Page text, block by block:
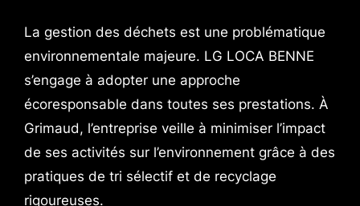
La gestion des déchets est une problématique
environnementale majeure. LG LOCA BENNE
s’engage à adopter une approche
écoresponsable dans toutes ses prestations. À
Grimaud, l’entreprise veille à minimiser l’impact
de ses activités sur l’environnement grâce à des
pratiques de tri sélectif et de recyclage
rigoureuses.